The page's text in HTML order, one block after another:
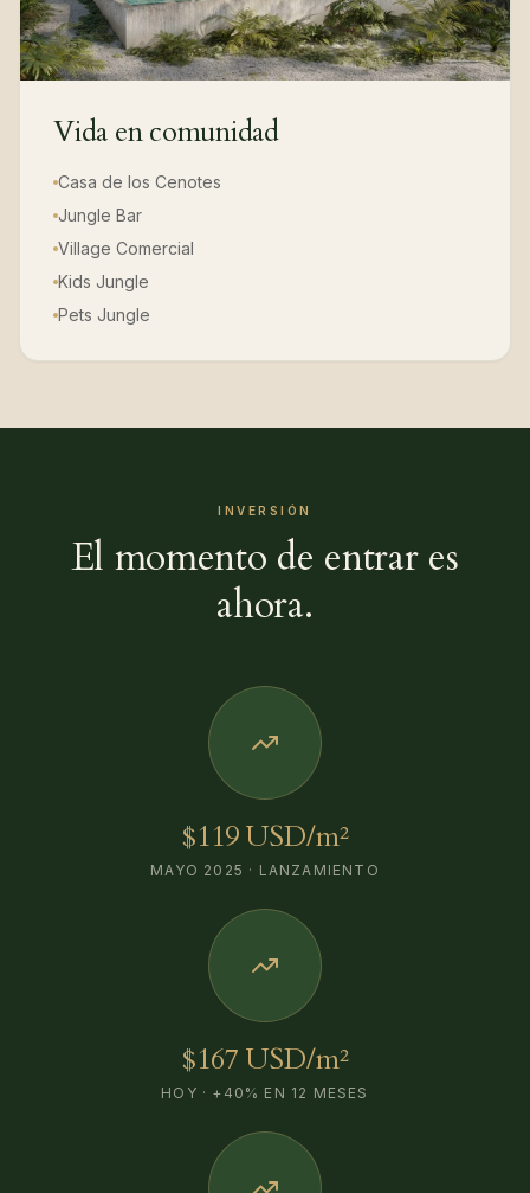
Vida en comunidad
Casa de los Cenotes
Jungle Bar
Village Comercial
Kids Jungle
Pets Jungle
INVERSIÓN
El momento de entrar es
ahora.
$119 USD/m²
MAYO 2025 · LANZAMIENTO
$167 USD/m²
HOY · +40% EN 12 MESES